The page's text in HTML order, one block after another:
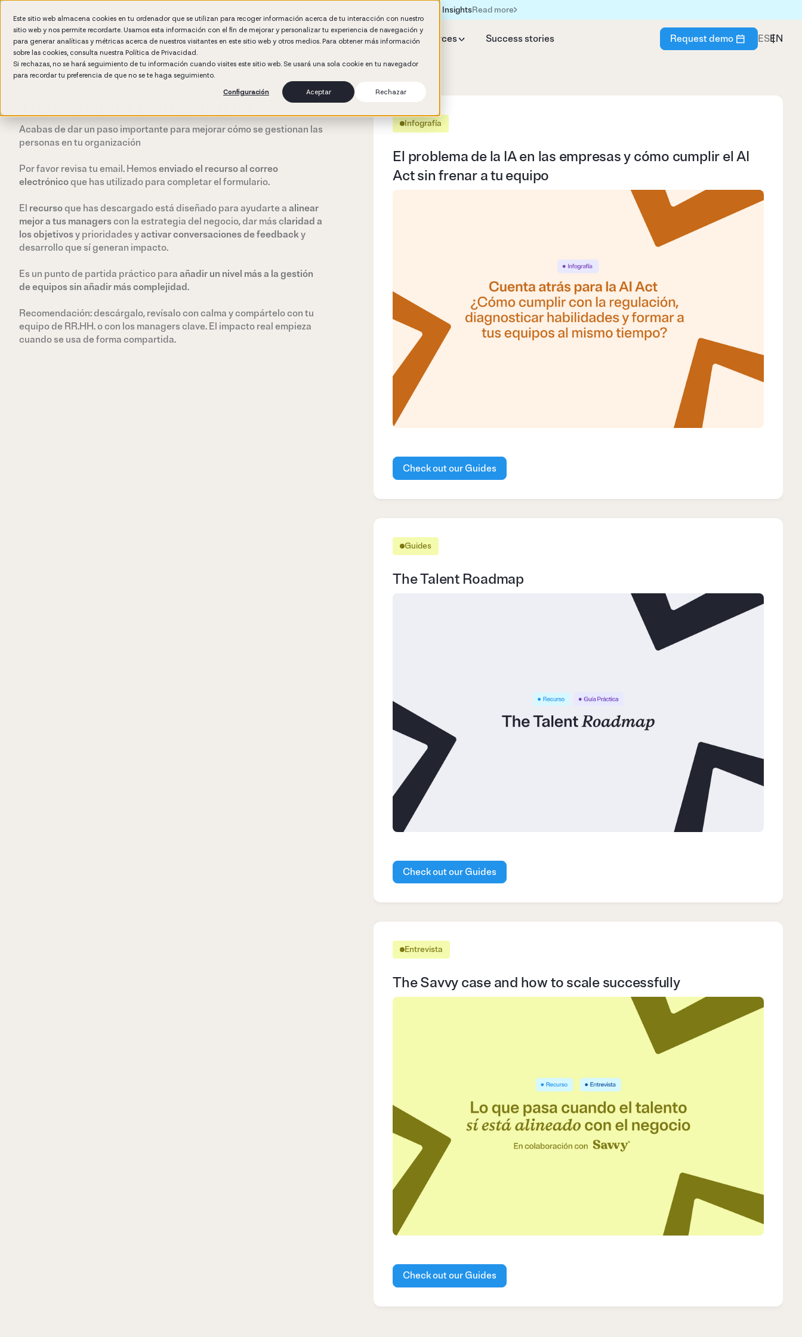
Este sitio web almacena cookies en tu ordenador que se utilizan para recoger información acerca de tu interacción con nuestro
sitio web y nos permite recordarte. Usamos esta información con el fin de mejorar y personalizar tu experiencia de navegación y
para generar analíticas y métricas acerca de nuestros visitantes en este sitio web y otros medios. Para obtener más información
sobre las cookies, consulta nuestra Política de Privacidad.
Si rechazas, no se hará seguimiento de tu información cuando visites este sitio web. Se usará una sola cookie en tu navegador
para recordar tu preferencia de que no se te haga seguimiento.
Configuración
Aceptar Rechazar
Formación IA para empresas | Booster AI InsightsRead more
Why Booster AI HR Studio Resources Success stories Request demo ESEN
Acabas de dar un paso importante para mejorar cómo se gestionan las
personas en tu organización
Por favor revisa tu email. Hemos enviado el recurso al correo
electrónicoque has utilizado para completar el formulario.
El recursoque has descargado está diseñado para ayudarte a alinear
mejor a tus managerscon la estrategia del negocio, dar más claridad a
los objetivosy prioridades yactivar conversaciones de feedbacky
desarrollo que sí generan impacto.
Es un punto de partida práctico para añadir un nivel más a la gestión
de equipos sin añadir más complejidad.
Recomendación: descárgalo, revísalo con calma y compártelo con tu
equipo de RR.HH. o con los managers clave. El impacto real empieza
cuando se usa de forma compartida.
Infografía
El problema de la IA en las empresas y cómo cumplir el AI
Act sin frenar a tu equipo
Check out our Guides
Guides
The Talent Roadmap
Check out our Guides
Entrevista
The Savvy case and how to scale successfully​
Check out our Guides